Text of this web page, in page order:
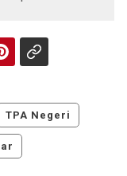
TPA Negeri